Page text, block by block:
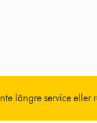
längre service eller